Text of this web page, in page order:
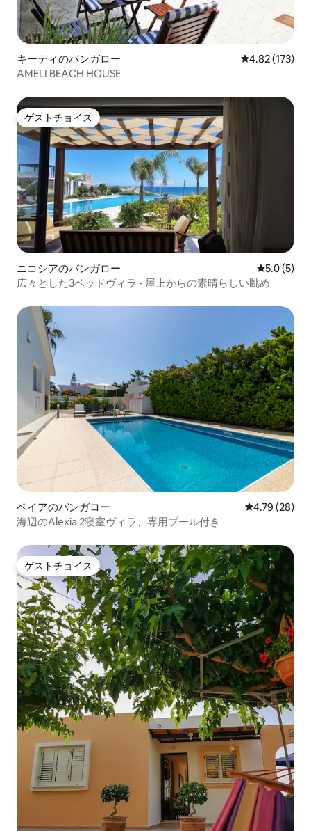
キーティのバンガロー レビュー173
4.82 (173)
AMELI BEACH HOUSE
ゲストチョイス
ゲストチョイス
ニコシアのバンガロー レビュー5
5.0 (5)
広々とした3ベッドヴィラ - 屋上からの素晴らしい眺め
ペイアのバンガロー レビュー28
4.79 (28)
海辺のAlexia 2寝室ヴィラ、専用プール付き
ゲストチョイス
ゲストチョイス